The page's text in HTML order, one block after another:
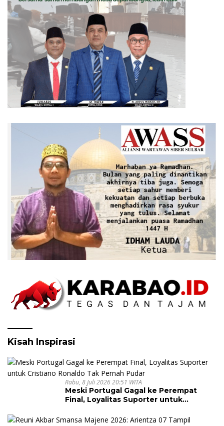
Kisah Inspirasi
Rabu, 8 Juli 2026 20:51 WITA
Meski Portugal Gagal ke Perempat
Final, Loyalitas Suporter untuk